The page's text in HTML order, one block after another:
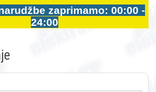
zaprimamo: 00:00 -
24:00